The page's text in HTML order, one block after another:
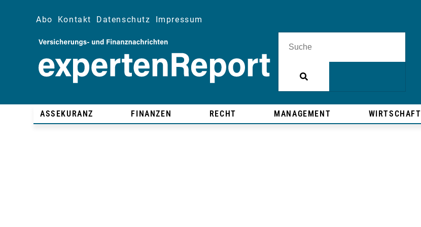
Abo Kontakt Datenschutz Impressum
ASSEKURANZ FINANZEN RECHT MANAGEMENT WIRTSCHAFT